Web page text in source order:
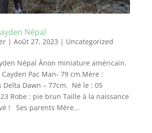
Népal
| Août 27, 2023 | Uncategorized
Népal Ânon miniature américain.
Cayden Pac Man- 79 cm.Mère :
Delta Dawn – 77cm. Né le : 05
Robe : pie brun Taille à la naissance
! Ses parents Mère...